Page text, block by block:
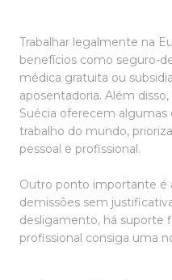
Trabalhar legalmente na
benefícios como seguro-
médica gratuita ou
aposentadoria. Além
Suécia oferecem
trabalho do mundo,
pessoal e profissional.
Outro ponto importante é
demissões sem
desligamento, há suporte
profissional consiga uma